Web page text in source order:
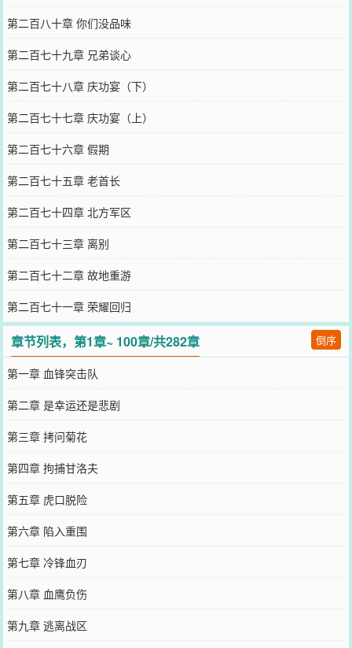
第二百八十章 你们没品味
第二百七十九章 兄弟谈心
第二百七十八章 庆功宴（下）
第二百七十七章 庆功宴（上）
第二百七十六章 假期
第二百七十五章 老首长
第二百七十四章 北方军区
第二百七十三章 离别
第二百七十二章 故地重游
第二百七十一章 荣耀回归
章节列表，第1章~ 100章/共282章 倒序
第一章 血锋突击队
第二章 是幸运还是悲剧
第三章 拷问菊花
第四章 拘捕甘洛夫
第五章 虎口脱险
第六章 陷入重围
第七章 冷锋血刃
第八章 血鹰负伤
第九章 逃离战区